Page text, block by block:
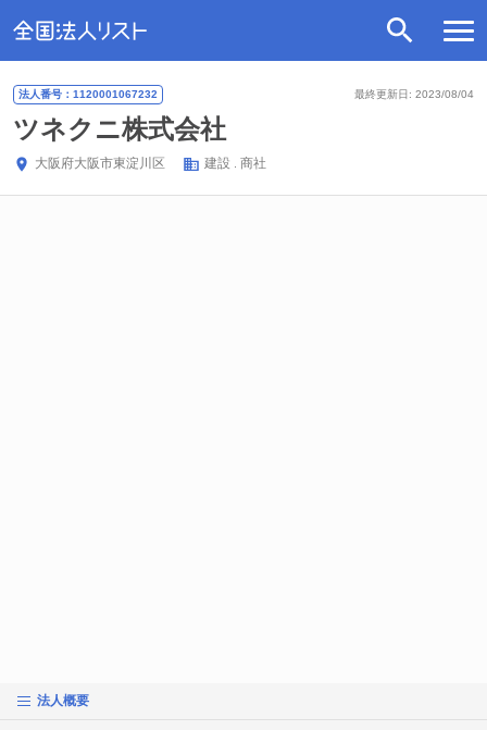
最終更新日: 2023/08/04
法人番号：1120001067232
ツネクニ株式会社
大阪府大阪市東淀川区 建設 商社
法人概要